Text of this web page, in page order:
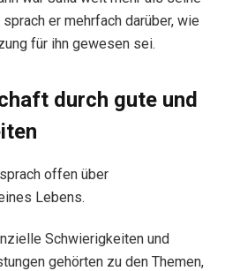
er mehrfach darüber, wie
für ihn gewesen sei.
durch gute und
offen über
Lebens.
Schwierigkeiten und
gehörten zu den Themen,